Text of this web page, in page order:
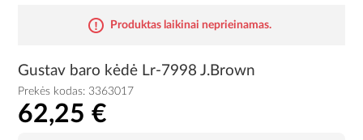
Produktas laikinai neprieinamas.
Gustav baro kėdė Lr-7998 J.Brown
Prekės kodas: 3363017
62,25 €